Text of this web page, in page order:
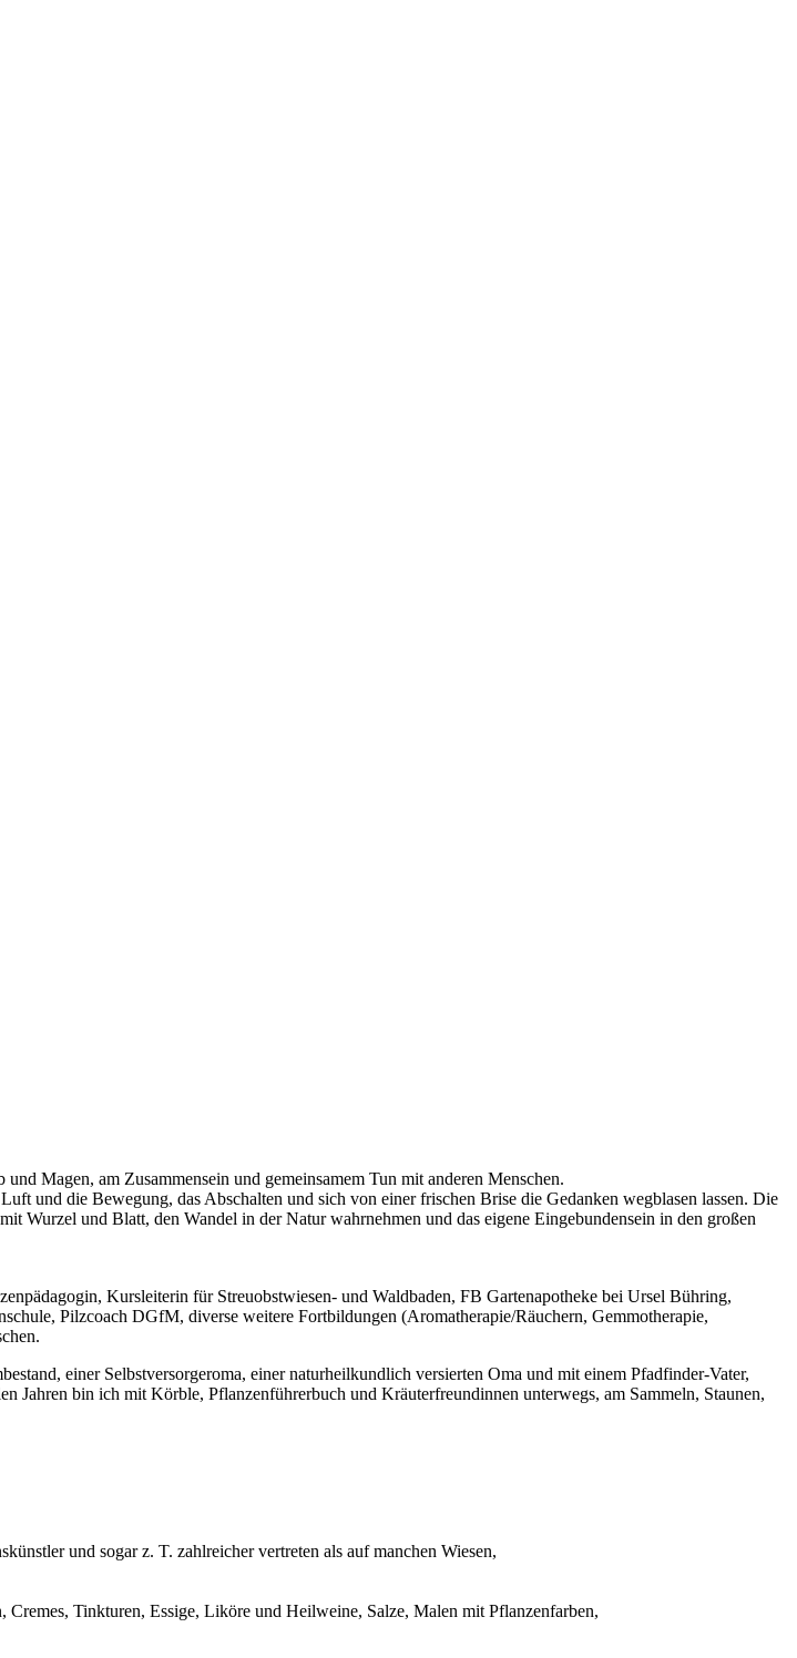
Magen, am Zusammensein und gemeinsamem Tun mit anderen Menschen.
und die Bewegung, das Abschalten und sich von einer frischen Brise die Gedanken wegblasen lassen. Die
Wurzel und Blatt, den Wandel in der Natur wahrnehmen und das eigene Eingebundensein in den großen
Kursleiterin für Streuobstwiesen- und Waldbaden, FB Gartenapotheke bei Ursel Bühring,
Pilzcoach DGfM, diverse weitere Fortbildungen (Aromatherapie/Räuchern, Gemmotherapie,
einer Selbstversorgeroma, einer naturheilkundlich versierten Oma und mit einem Pfadfinder-Vater,
Jahren bin ich mit Körble, Pflanzenführerbuch und Kräuterfreundinnen unterwegs, am Sammeln, Staunen,
und sogar z. T. zahlreicher vertreten als auf manchen Wiesen,
Tinkturen, Essige, Liköre und Heilweine, Salze, Malen mit Pflanzenfarben,